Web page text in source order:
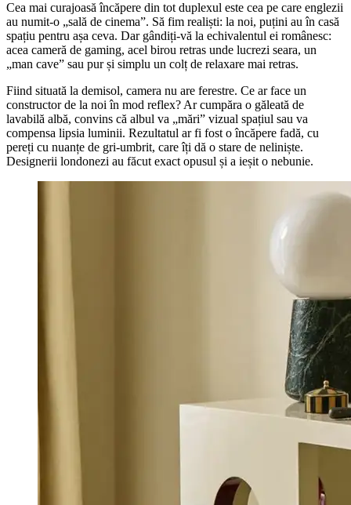
Cea mai curajoasă încăpere din tot duplexul este cea pe care englezii
au numit-o „sală de cinema”. Să fim realiști: la noi, puțini au în casă
spațiu pentru așa ceva. Dar gândiți-vă la echivalentul ei românesc:
acea cameră de gaming, acel birou retras unde lucrezi seara, un
„man cave” sau pur și simplu un colț de relaxare mai retras.
Fiind situată la demisol, camera nu are ferestre. Ce ar face un
constructor de la noi în mod reflex? Ar cumpăra o găleată de
lavabilă albă, convins că albul va „mări” vizual spațiul sau va
compensa lipsia luminii. Rezultatul ar fi fost o încăpere fadă, cu
pereți cu nuanțe de gri-umbrit, care îți dă o stare de neliniște.
Designerii londonezi au făcut exact opusul și a ieșit o nebunie.